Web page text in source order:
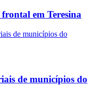
em Teresina
de municípios do